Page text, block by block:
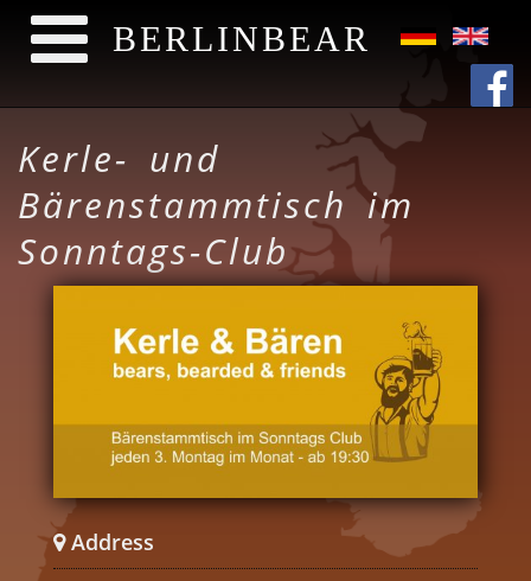
BERLINBEAR
Kerle- und
Bärenstammtisch im
Sonntags-Club
Address